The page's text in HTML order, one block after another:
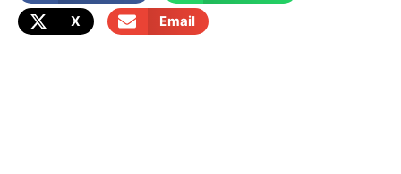
X
Email